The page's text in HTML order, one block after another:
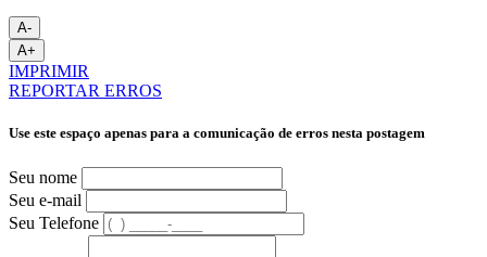
A-
A+
IMPRIMIR
REPORTAR ERROS
Use este espaço apenas para a comunicação de erros nesta postagem
Seu nome
Seu e-mail
Seu Telefone